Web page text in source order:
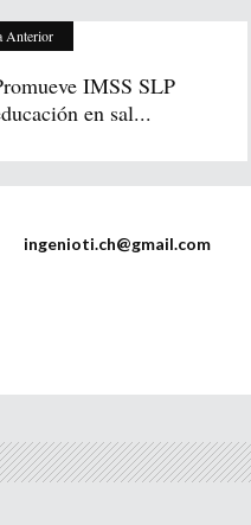
Anterior
IMSS SLP
en sal...
ingenioti.ch@gmail.com